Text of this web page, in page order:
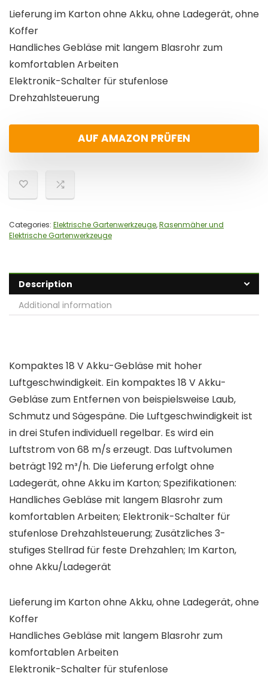
Lieferung im Karton ohne Akku, ohne Ladegerät, ohne
Koffer
Handliches Gebläse mit langem Blasrohr zum
komfortablen Arbeiten
Elektronik-Schalter für stufenlose
Drehzahlsteuerung
AUF AMAZON PRÜFEN
Categories: Elektrische Gartenwerkzeuge,Rasenmäher und
Elektrische Gartenwerkzeuge
Description
Additional information
Kompaktes 18 V Akku-Gebläse mit hoher
Luftgeschwindigkeit. Ein kompaktes 18 V Akku-
Gebläse zum Entfernen von beispielsweise Laub,
Schmutz und Sägespäne. Die Luftgeschwindigkeit ist
in drei Stufen individuell regelbar. Es wird ein
Luftstrom von 68 m/s erzeugt. Das Luftvolumen
beträgt 192 m³/h. Die Lieferung erfolgt ohne
Ladegerät, ohne Akku im Karton; Spezifikationen:
Handliches Gebläse mit langem Blasrohr zum
komfortablen Arbeiten; Elektronik-Schalter für
stufenlose Drehzahlsteuerung; Zusätzliches 3-
stufiges Stellrad für feste Drehzahlen; Im Karton,
ohne Akku/Ladegerät
Lieferung im Karton ohne Akku, ohne Ladegerät, ohne
Koffer
Handliches Gebläse mit langem Blasrohr zum
komfortablen Arbeiten
Elektronik-Schalter für stufenlose